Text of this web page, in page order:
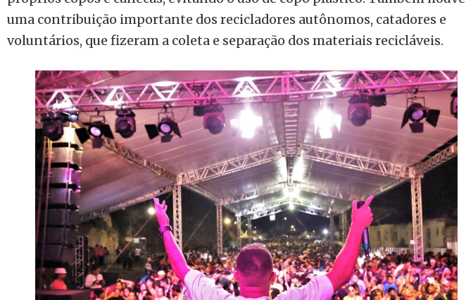
uma contribuição importante dos recicladores autônomos, catadores e
voluntários, que fizeram a coleta e separação dos materiais recicláveis.